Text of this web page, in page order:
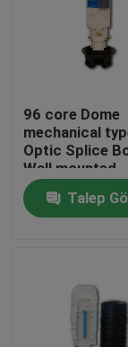
Ürün:% s
Hakkımızda
96 core Dome
mechanical
Optic Splice
Wall mounted
Talep